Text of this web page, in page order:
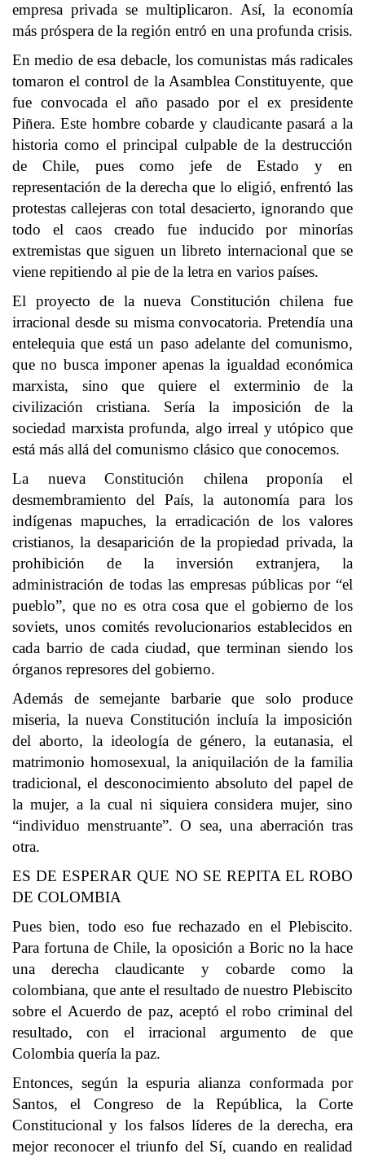
empresa privada se multiplicaron. Así, la economía
más próspera de la región entró en una profunda crisis.
En medio de esa debacle, los comunistas más radicales
tomaron el control de la Asamblea Constituyente, que
fue convocada el año pasado por el ex presidente
Piñera. Este hombre cobarde y claudicante pasará a la
historia como el principal culpable de la destrucción
de Chile, pues como jefe de Estado y en
representación de la derecha que lo eligió, enfrentó las
protestas callejeras con total desacierto, ignorando que
todo el caos creado fue inducido por minorías
extremistas que siguen un libreto internacional que se
viene repitiendo al pie de la letra en varios países.
El proyecto de la nueva Constitución chilena fue
irracional desde su misma convocatoria. Pretendía una
entelequia que está un paso adelante del comunismo,
que no busca imponer apenas la igualdad económica
marxista, sino que quiere el exterminio de la
civilización cristiana. Sería la imposición de la
sociedad marxista profunda, algo irreal y utópico que
está más allá del comunismo clásico que conocemos.
La nueva Constitución chilena proponía el
desmembramiento del País, la autonomía para los
indígenas mapuches, la erradicación de los valores
cristianos, la desaparición de la propiedad privada, la
prohibición de la inversión extranjera, la
administración de todas las empresas públicas por “el
pueblo”, que no es otra cosa que el gobierno de los
soviets, unos comités revolucionarios establecidos en
cada barrio de cada ciudad, que terminan siendo los
órganos represores del gobierno.
Además de semejante barbarie que solo produce
miseria, la nueva Constitución incluía la imposición
del aborto, la ideología de género, la eutanasia, el
matrimonio homosexual, la aniquilación de la familia
tradicional, el desconocimiento absoluto del papel de
la mujer, a la cual ni siquiera considera mujer, sino
“individuo menstruante”. O sea, una aberración tras
otra.
ES DE ESPERAR QUE NO SE REPITA EL ROBO
DE COLOMBIA
Pues bien, todo eso fue rechazado en el Plebiscito.
Para fortuna de Chile, la oposición a Boric no la hace
una derecha claudicante y cobarde como la
colombiana, que ante el resultado de nuestro Plebiscito
sobre el Acuerdo de paz, aceptó el robo criminal del
resultado, con el irracional argumento de que
Colombia quería la paz.
Entonces, según la espuria alianza conformada por
Santos, el Congreso de la República, la Corte
Constitucional y los falsos líderes de la derecha, era
mejor reconocer el triunfo del Sí, cuando en realidad